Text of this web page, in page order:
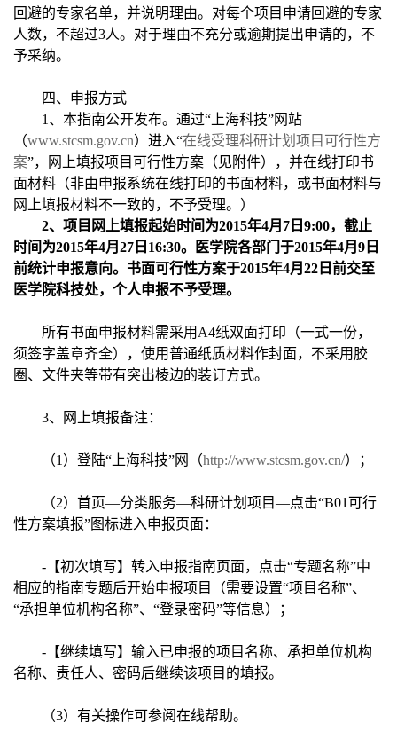
回避的专家名单，并说明理由。对每个项目申请回避的专家
人数，不超过3人。对于理由不充分或逾期提出申请的，不
予采纳。
四、申报方式
1、本指南公开发布。通过“上海科技”网站
（www.stcsm.gov.cn）进入“在线受理科研计划项目可行性方
案”，网上填报项目可行性方案（见附件），并在线打印书
面材料（非由申报系统在线打印的书面材料，或书面材料与
网上填报材料不一致的，不予受理。）
2、项目网上填报起始时间为2015年4月7日9:00，截止
时间为2015年4月27日16:30。医学院各部门于2015年4月9日
前统计申报意向。书面可行性方案于2015年4月22日前交至
医学院科技处，个人申报不予受理。
所有书面申报材料需采用A4纸双面打印（一式一份，
须签字盖章齐全），使用普通纸质材料作封面，不采用胶
圈、文件夹等带有突出棱边的装订方式。
3、网上填报备注：
（1）登陆“上海科技”网（http://www.stcsm.gov.cn/）；
（2）首页—分类服务—科研计划项目—点击“B01可行
性方案填报”图标进入申报页面：
-【初次填写】转入申报指南页面，点击“专题名称”中
相应的指南专题后开始申报项目（需要设置“项目名称”、
“承担单位机构名称”、“登录密码”等信息）；
-【继续填写】输入已申报的项目名称、承担单位机构
名称、责任人、密码后继续该项目的填报。
（3）有关操作可参阅在线帮助。